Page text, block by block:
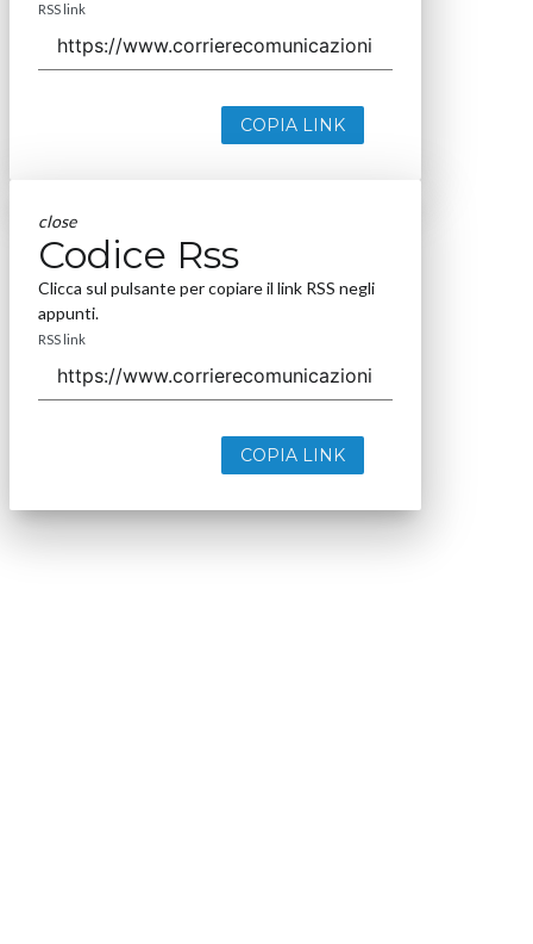
RSS link
COPIA LINK
close
Codice Rss
Clicca sul pulsante per copiare il link RSS negli
appunti.
RSS link
COPIA LINK